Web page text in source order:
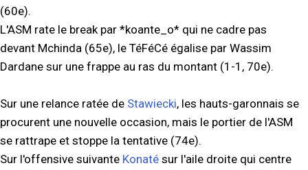
(60e).
L'ASM rate le break par *koante_o* qui ne cadre pas
devant Mchinda (65e), le TéFéCé égalise par Wassim
Dardane sur une frappe au ras du montant (1-1, 70e).
Sur une relance ratée de Stawiecki, les hauts-garonnais se
procurent une nouvelle occasion, mais le portier de l'ASM
se rattrape et stoppe la tentative (74e).
Sur l'offensive suivante Konaté sur l'aile droite qui centre